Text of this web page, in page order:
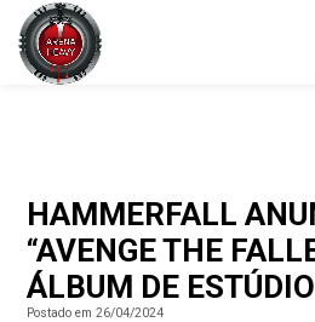
HAMMERFALL
“AVENGE THE
ÁLBUM DE ESTÚDIO
Postado em 26/04/2024